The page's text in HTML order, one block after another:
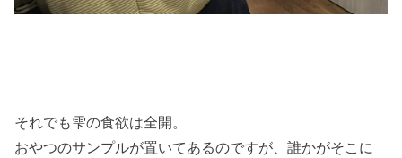
それでも雫の食欲は全開。
おやつのサンプルが置いてあるのですが、誰かがそこに